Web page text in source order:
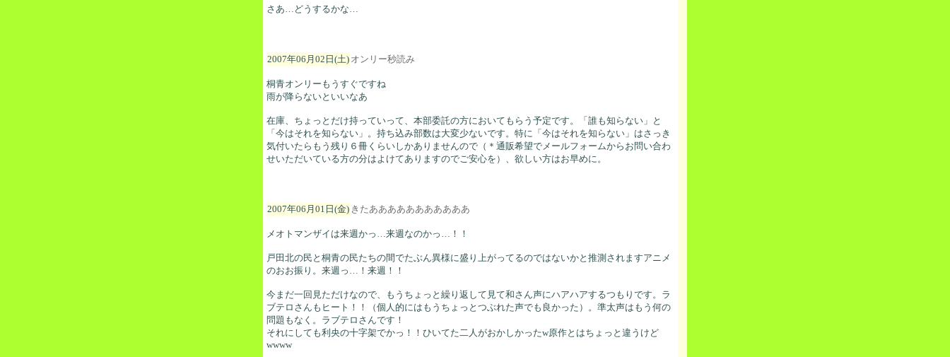
さあ…どうするかな…
2007年06月02日(土) オンリー秒読み
桐青オンリーもうすぐですね
雨が降らないといいなあ
在庫、ちょっとだけ持っていって、本部委託の方においてもらう予定です。「誰も知らない」と
「今はそれを知らない」。持ち込み部数は大変少ないです。特に「今はそれを知らない」はさっき
気付いたらもう残り６冊くらいしかありませんので（＊通販希望でメールフォームからお問い合わ
せいただいている方の分はよけてありますのでご安心を）、欲しい方はお早めに。
2007年06月01日(金) きたあああああああああああ
メオトマンザイは来週かっ…来週なのかっ…！！
戸田北の民と桐青の民たちの間でたぶん異様に盛り上がってるのではないかと推測されますアニメ
のおお振り。来週っ…！来週！！
今まだ一回見ただけなので、もうちょっと繰り返して見て和さん声にハアハアするつもりです。ラ
ブテロさんもヒート！！（個人的にはもうちょっとつぶれた声でも良かった）。準太声はもう何の
問題もなく。ラブテロさんです！
それにしても利央の十字架でかっ！！ひいてた二人がおかしかったw原作とはちょっと違うけど
wwww